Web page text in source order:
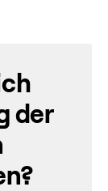
der